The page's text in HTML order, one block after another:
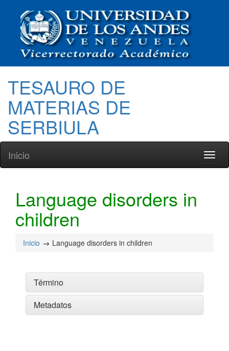
TESAURO DE
MATERIAS DE
SERBIULA
Inicio
Language disorders in
children
Inicio Language disorders in children
Término
Metadatos